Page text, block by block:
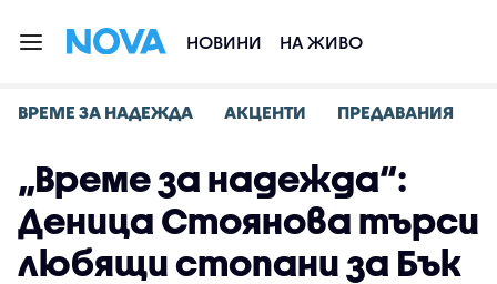
НОВИНИ НА ЖИВО
ВРЕМЕ ЗА НАДЕЖДА АКЦЕНТИ ПРЕДАВАНИЯ
„Време за надежда“:
Деница Стоянова търси
любящи стопани за Бък